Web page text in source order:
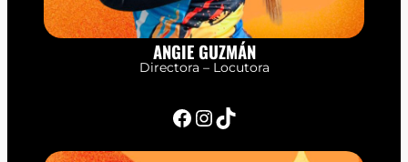
ANGIE GUZMÁN
Directora – Locutora
Facebook InstagramTikTok